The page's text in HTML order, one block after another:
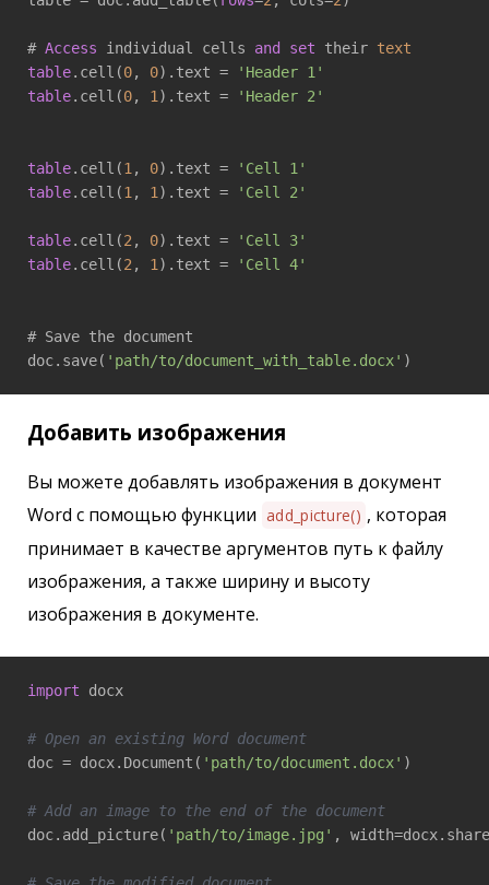
# Access individual cells and set their text
table.cell(0, 0).text =
'Header 1'
table.cell(0, 1 ).text = 'Header 2'
table.cell(1 , 0).text =
'Cell 1'
table.cell(1 , 1 ).text = 'Cell 2'
table.cell(2 , 0).text =
'Cell 3'
table.cell(2 , 1 ).text = 'Cell 4'
# Save the document
doc.save( 'path/to/document_with_table.docx' )
Добавить изображения
Вы можете добавлять изображения в документ
Word с помощью функции add_picture() , которая
принимает в качестве аргументов путь к файлу
изображения, а также ширину и высоту
изображения в документе.
import docx
# Open an existing Word document
doc = docx.Document( 'path/to/document.docx' )
# Add an image to the end of the document
doc.add_picture( 'path/to/image.jpg' ,